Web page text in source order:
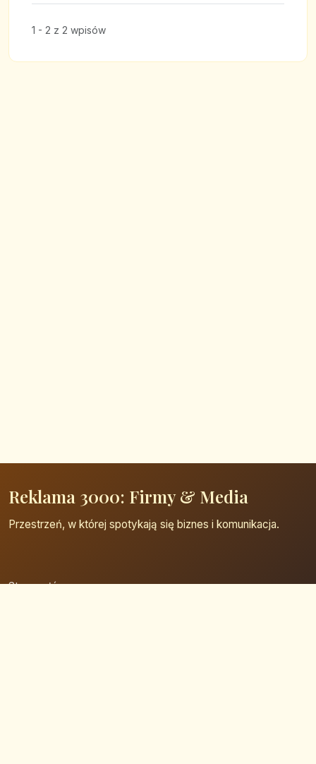
1 - 2 z 2 wpisów
Reklama 3000: Firmy & Media
Przestrzeń, w której spotykają się biznes i komunikacja.
Strona główna